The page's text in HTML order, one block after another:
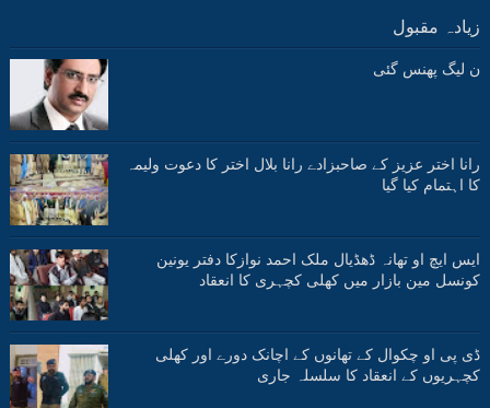
زیادہ مقبول
ن لیگ پھنس گئی
رانا اختر عزیز کے صاحبزادے رانا بلال اختر کا دعوت ولیمہ
کا اہتمام کیا گیا
ایس ایچ او تھانہ ڈھڈیال ملک احمد نوازکا دفتر یونین
کونسل مین بازار میں کھلی کچہری کا انعقاد
ڈی پی او چکوال کے تھانوں کے اچانک دورے اور کھلی
کچہریوں کے انعقاد کا سلسلہ جاری